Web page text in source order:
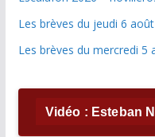
Les brèves du jeudi 6 août
Les brèves du mercredi 5
Vidéo : Esteban